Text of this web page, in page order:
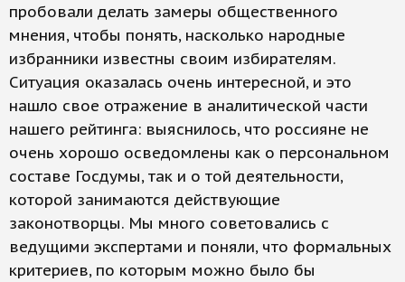
пробовали делать замеры общественного
мнения, чтобы понять, насколько народные
избранники известны своим избирателям.
Ситуация оказалась очень интересной, и это
нашло свое отражение в аналитической части
нашего рейтинга: выяснилось, что россияне не
очень хорошо осведомлены как о персональном
составе Госдумы, так и о той деятельности,
которой занимаются действующие
законотворцы. Мы много советовались с
ведущими экспертами и поняли, что формальных
критериев, по которым можно было бы